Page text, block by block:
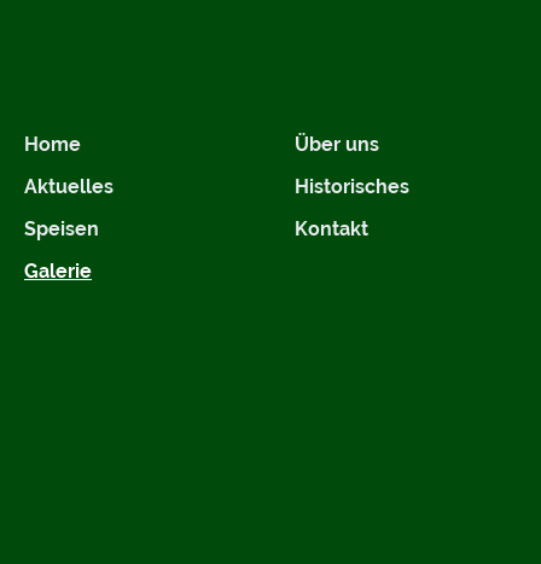
Home
Aktuelles
Speisen
Galerie
Über uns
Historisches
Kontakt